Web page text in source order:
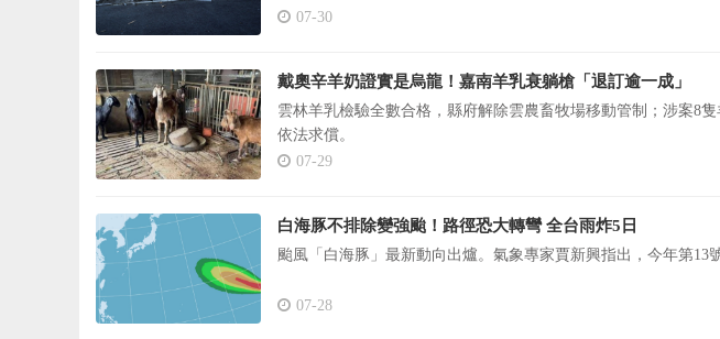
07-30
戴奧辛羊奶證實是烏龍！嘉南羊乳衰躺槍「退訂逾一成」
雲林羊乳檢驗全數合格，縣府解除雲農畜牧場移動管制；涉案8
依法求償。
07-29
白海豚不排除變強颱！路徑恐大轉彎 全台雨炸5日
颱風「白海豚」最新動向出爐。氣象專家賈新興指出，今年第13
07-28